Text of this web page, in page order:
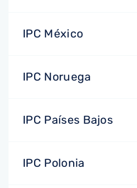
IPC México
IPC Noruega
IPC Países Bajos
IPC Polonia